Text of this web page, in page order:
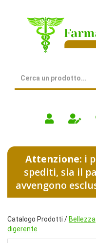
contenuto
Farmacia
Prodotto
Attenzione: i
spediti, sia il
avvengono
Catalogo Prodotti / Bellezza
digerente